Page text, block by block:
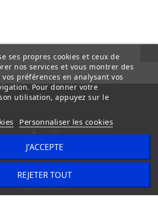
Générales de Vente
Nous contacter
ses propres cookies et ceux de
nos services et vous montrer des
préférences en analysant vos
Pour donner votre
utilisation, appuyez sur le
Personnaliser les cookies
REJETER TOUT
J'ACCEPTE